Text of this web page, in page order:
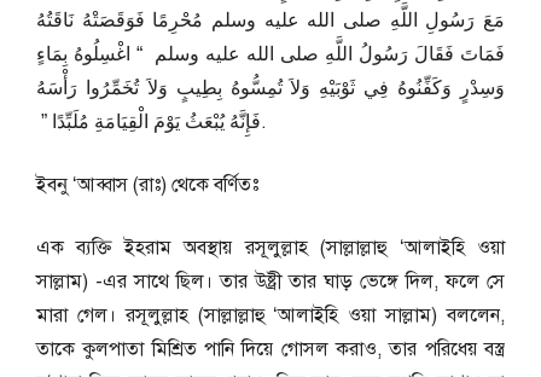
مَعَ رَسُولِ اللَّهِ صلى الله عليه وسلم مُحْرِمًا فَوَقَصَتْهُ نَاقَتُهُ
فَمَاتَ فَقَالَ رَسُولُ اللَّهِ صلى الله عليه وسلم ‏ “‏ اغْسِلُوهُ بِمَاءٍ
وَسِدْرٍ وَكَفِّنُوهُ فِي ثَوْبَيْهِ وَلاَ تُمِسُّوهُ بِطِيبٍ وَلاَ تُخَمِّرُوا رَأْسَهُ
فَإِنَّهُ يُبْعَثُ يَوْمَ الْقِيَامَةِ مُلَبِّدًا ‏”‏ ‏.
ইবনু ‘আব্বাস (রাঃ) থেকে বর্ণিতঃ
এক ব্যক্তি ইহরাম অবস্থায় রসূলুল্লাহ (সাল্লাল্লাহু ‘আলাইহি ওয়া
সাল্লাম) -এর সাথে ছিল। তার উষ্ট্রী তার ঘাড় ভেঙ্গে দিল, ফলে সে
মারা গেল। রসূলুল্লাহ (সাল্লাল্লাহু ‘আলাইহি ওয়া সাল্লাম) বললেন,
তাকে কুলপাতা মিশ্রিত পানি দিয়ে গোসল করাও, তার পরিধেয় বস্ত্র